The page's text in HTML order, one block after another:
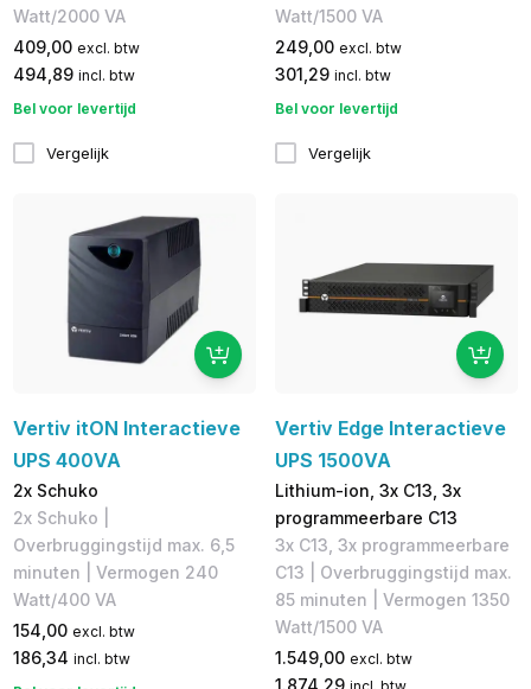
Watt/2000 VA
409,00 excl. btw
494,89 incl. btw
Bel voor levertijd
Vergelijk
Watt/1500 VA
249,00 excl. btw
301,29 incl. btw
Bel voor levertijd
Vergelijk
Vertiv itON Interactieve
UPS 400VA
2x Schuko
2x Schuko |
Overbruggingstijd max. 6,5
minuten | Vermogen 240
Watt/400 VA
154,00 excl. btw
186,34 incl. btw
Vertiv Edge Interactieve
UPS 1500VA
Lithium-ion, 3x C13, 3x
programmeerbare C13
3x C13, 3x programmeerbare
C13 | Overbruggingstijd max.
85 minuten | Vermogen 1350
Watt/1500 VA
1.549,00 excl. btw
1.874,29